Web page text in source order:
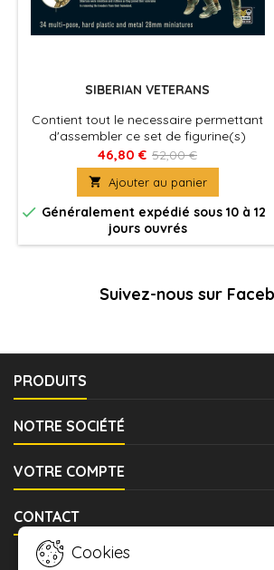
SIBERIAN VETERANS
Contient tout le necessaire permettant
d'assembler ce set de figurine(s)
véhicules pour le jeu Bolt Action, produit
fournies avec leurs socles. Figurine(s)
Véhicule(s) à peindre et à assembler
46,80 € 52,00 €
 Ajouter au panier
 Généralement expédié sous 10 à 12
jours ouvrés
Suivez-nous sur
PRODUITS
NOTRE SOCIÉTÉ
VOTRE COMPTE
CONTACT
Cookies
LETTRE